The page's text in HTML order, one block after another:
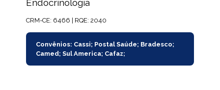
Endocrinologia
CRM-CE: 6466 | RQE: 2040
Convênios: Cassi; Postal Saúde; Bradesco;
Camed; Sul America; Cafaz;